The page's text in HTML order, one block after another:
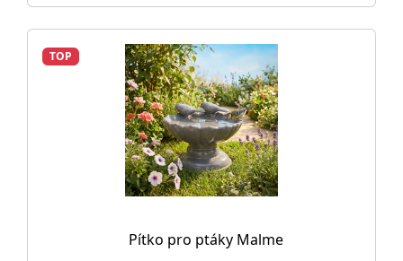
TOP
Pítko pro ptáky Malme